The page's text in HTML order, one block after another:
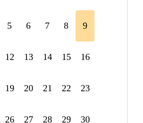
5 6 7 8 9
12 13 14 15 16
19 20 21 22 23
26 27 28 29 30